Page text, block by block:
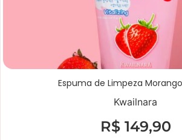
Espuma de Limpeza
Kwailnara
R$149,90